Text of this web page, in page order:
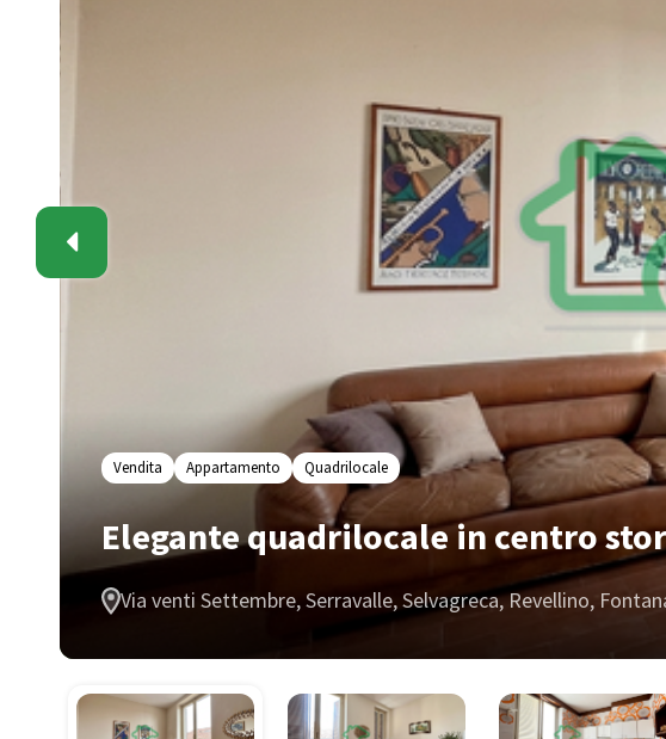
Vendita Appartamento Quadrilocale
Elegante quadrilocale in centro
Via venti Settembre, Serravalle, Selvagreca, Revellino,